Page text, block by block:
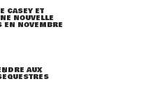
CASEY ET
NOUVELLE
EN NOVEMBRE
AUX